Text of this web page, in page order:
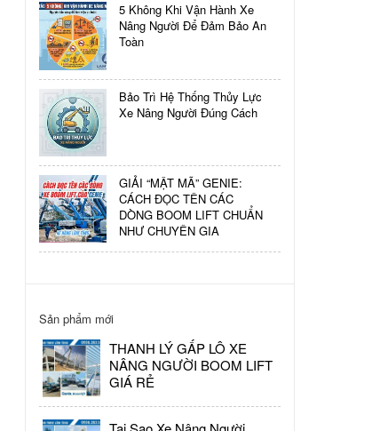
5 Không Khi Vận Hành Xe
Nâng Người Để Đảm Bảo An
Toàn
Bảo Trì Hệ Thống Thủy Lực
Xe Nâng Người Đúng Cách
GIẢI “MẬT MÃ” GENIE:
CÁCH ĐỌC TÊN CÁC
DÒNG BOOM LIFT CHUẨN
NHƯ CHUYÊN GIA
Sản phẩm mới
THANH LÝ GẤP LÔ XE
NÂNG NGƯỜI BOOM LIFT
GIÁ RẺ